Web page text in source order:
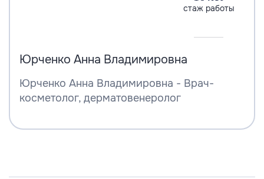
стаж работы
Юрченко Анна Владимировна
Юрченко Анна Владимировна - Врач-
косметолог, дерматовенеролог